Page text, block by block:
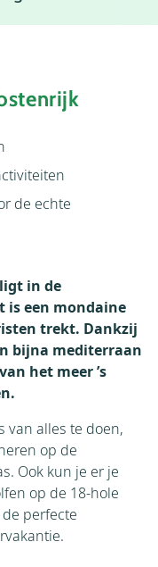
de echte
in de
is een mondaine
trekt. Dankzij
bijna mediterraan
het meer ’s
van alles te doen,
op de
Ook kun je er je
op de 18-hole
perfecte